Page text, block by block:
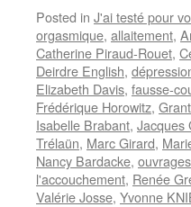
Posted in J'ai testé pour
orgasmique, allaitement,
Catherine Piraud-Rouet,
Deirdre English,
Elizabeth Davis, fausse-
Frédérique Horowitz,
Isabelle Brabant, Jacques
Trélaün, Marc Girard,
Nancy Bardacke,
l'accouchement, Renée
Valérie Josse, Yvonne